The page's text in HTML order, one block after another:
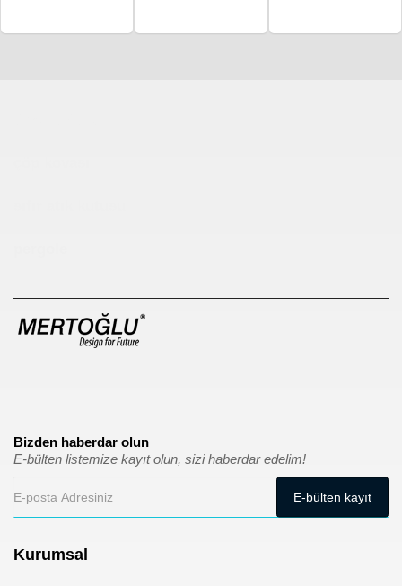
Bizden haberdar olun
E-bülten listemize kayıt olun, sizi haberdar edelim!
Kurumsal